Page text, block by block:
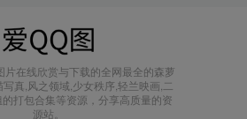
片在线欣赏与下载的全网最全的森萝
真,风之领域,少女秩序,轻兰映画,二
打包合集等资源，分享高质量的资
源站。